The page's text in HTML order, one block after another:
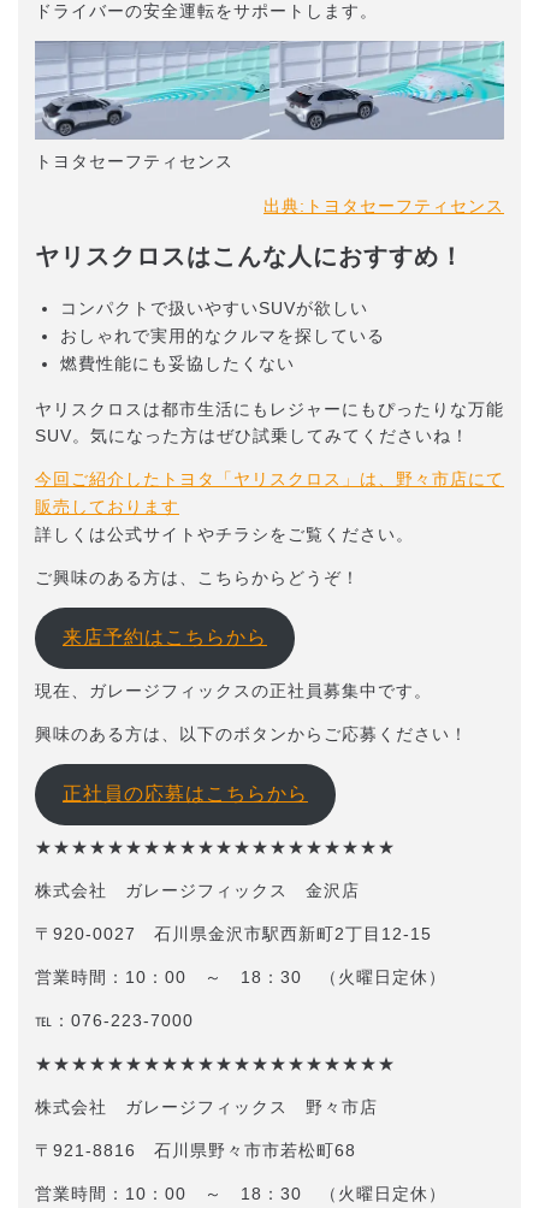
ドライバーの安全運転をサポートします。
トヨタセーフティセンス
出典:トヨタセーフティセンス
ヤリスクロスはこんな人におすすめ！
コンパクトで扱いやすいSUVが欲しい
おしゃれで実用的なクルマを探している
燃費性能にも妥協したくない
ヤリスクロスは都市生活にもレジャーにもぴったりな万能
SUV。気になった方はぜひ試乗してみてくださいね！
今回ご紹介したトヨタ「ヤリスクロス」は、野々市店にて
販売しております
詳しくは公式サイトやチラシをご覧ください。
ご興味のある方は、こちらからどうぞ！
来店予約はこちらから
現在、ガレージフィックスの正社員募集中です。
興味のある方は、以下のボタンからご応募ください！
正社員の応募はこちらから
★★★★★★★★★★★★★★★★★★★★
株式会社 ガレージフィックス 金沢店
〒920-0027 石川県金沢市駅西新町2丁目12-15
営業時間：10：00 ～ 18：30 （火曜日定休）
℡：076-223-7000
★★★★★★★★★★★★★★★★★★★★
株式会社 ガレージフィックス 野々市店
〒921-8816 石川県野々市市若松町68
営業時間：10：00 ～ 18：30 （火曜日定休）